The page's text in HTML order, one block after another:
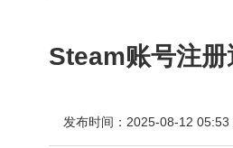
Steam账号注册
发布时间：2025-08-12 05:53